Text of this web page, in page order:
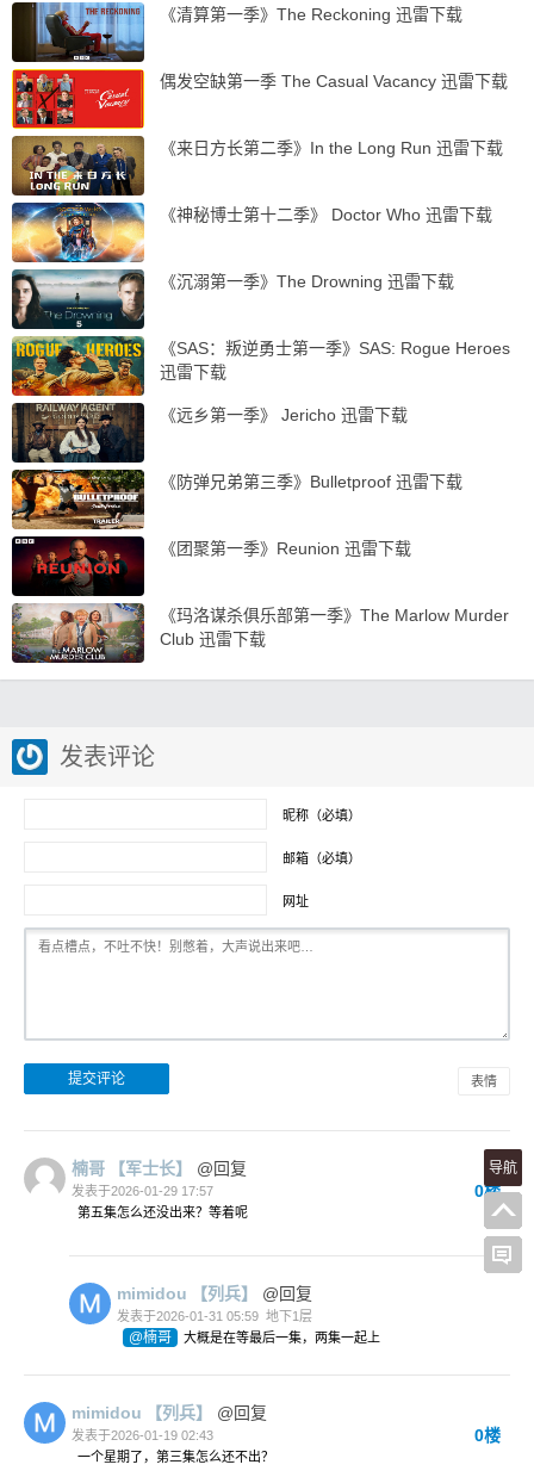
《清算第一季》The Reckoning 迅雷下载
偶发空缺第一季 The Casual Vacancy 迅雷下载
《来日方长第二季》In the Long Run 迅雷下载
《神秘博士第十二季》 Doctor Who 迅雷下载
《沉溺第一季》The Drowning 迅雷下载
《SAS：叛逆勇士第一季》SAS: Rogue Heroes
迅雷下载
《远乡第一季》 Jericho 迅雷下载
《防弹兄弟第三季》Bulletproof 迅雷下载
《团聚第一季》Reunion 迅雷下载
《玛洛谋杀俱乐部第一季》The Marlow Murder
Club 迅雷下载
发表评论
昵称（必填）
邮箱（必填）
网址
表情
楠哥 【军士长】 @回复
发表于2026-01-29 17:57 0楼
第五集怎么还没出来？等着呢
mimidou 【列兵】 @回复
发表于2026-01-31 05:59 地下1层
@楠哥 大概是在等最后一集，两集一起上
mimidou 【列兵】 @回复
发表于2026-01-19 02:43 0楼
一个星期了，第三集怎么还不出？
导航